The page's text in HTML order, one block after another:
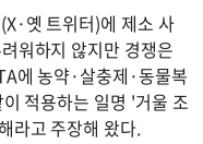
옛 트위터)에 제소 사
워하지 않지만 경쟁은
에 농약·살충제·동물복
적용하는 일명 '거울 조
라고 주장해 왔다.